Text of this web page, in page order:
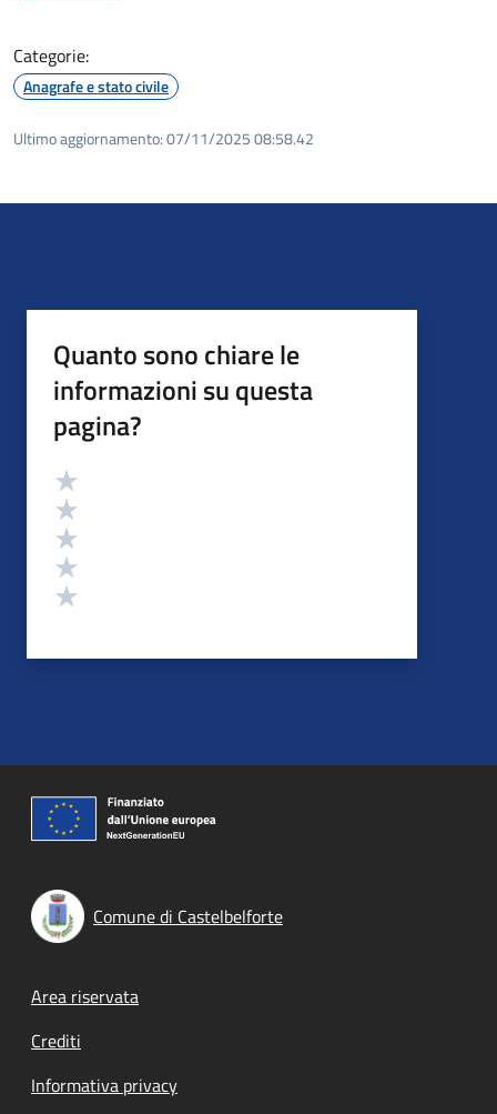
Categorie:
Anagrafe e stato civile
Ultimo aggiornamento:07/11/2025 08:58.42
Quanto sono chiare le
informazioni su questa
pagina?
Valutazione
Comune di Castelbelforte
Footer menu
Area riservata
Crediti
Informativa privacy